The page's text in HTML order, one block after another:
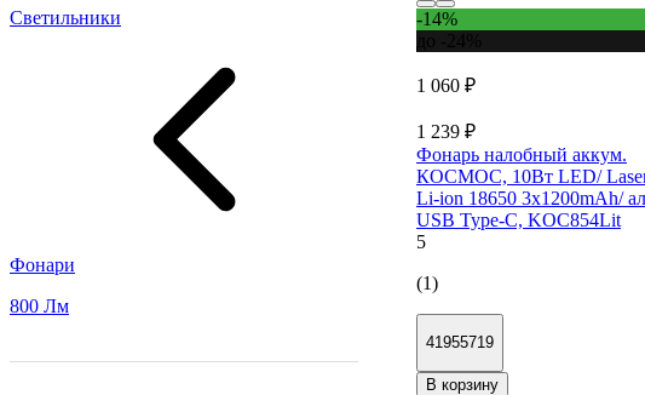
Светильники
Фонари
800 Лм
-14%
1 060 ₽
1 239 ₽
Фонарь налобный аккум.
КОСМОС, 10Вт LED/
Li-ion 18650 3x1200mAh/
USB Type-C, KOC854Lit
5
(1)
41955719
В корзину